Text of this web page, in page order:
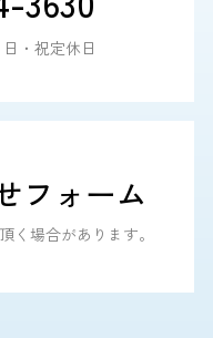
・祝定休日
フォーム
く場合があります。